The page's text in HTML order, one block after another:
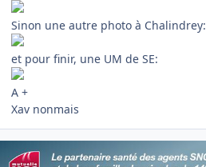
Sinon une autre photo à Chalindrey:
et pour finir, une UM de SE:
A +
Xav nonmais